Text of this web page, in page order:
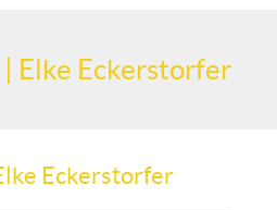
Elke Eckerstorfer
Eckerstorfer